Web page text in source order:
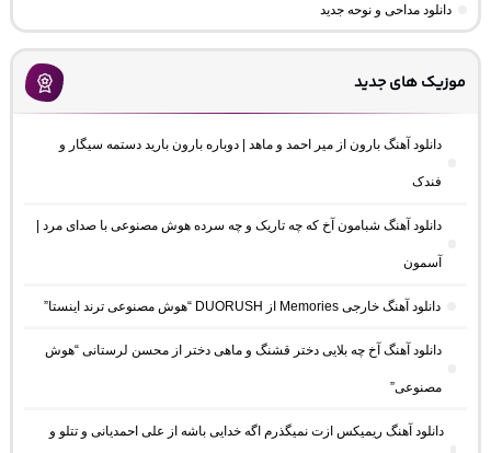
دانلود مداحی و نوحه جدید
موزیک های جدید
دانلود آهنگ بارون از میر احمد و ماهد | دوباره بارون بارید دستمه سیگار و
فندک
دانلود آهنگ شبامون آخ که چه تاریک و چه سرده هوش مصنوعی با صدای مرد |
آسمون
دانلود آهنگ خارجی Memories از DUORUSH “هوش مصنوعی ترند اینستا”
دانلود آهنگ آخ چه بلایی دختر قشنگ و ماهی دختر از محسن لرستانی “هوش
مصنوعی”
دانلود آهنگ ریمیکس ازت نمیگذرم اگه خدایی باشه از علی احمدیانی و تتلو و